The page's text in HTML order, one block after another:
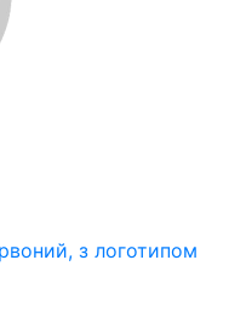
з логотипом